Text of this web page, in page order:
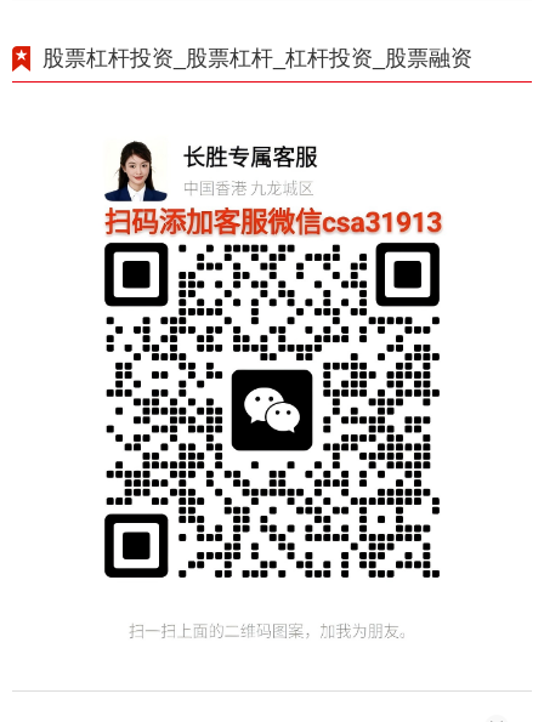
股票杠杆投资_股票杠杆_杠杆投资_股票融资